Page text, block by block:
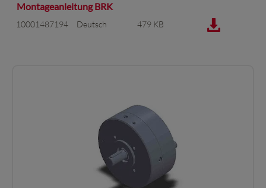
Montageanleitung BRK
10001487194 Deutsch 479 KB